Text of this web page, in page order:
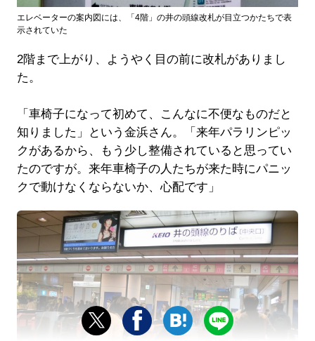
エレベーターの案内図には、「4階」の井の頭線改札が目立つかたちで表
示されていた
2階まで上がり、ようやく目の前に改札がありまし
た。
「車椅子になって初めて、こんなに不便なものだと
知りました」という金浜さん。「来年パラリンピッ
クがあるから、もう少し整備されていると思ってい
たのですが。来年車椅子の人たちが来た時にパニッ
クで動けなくならないか、心配です」